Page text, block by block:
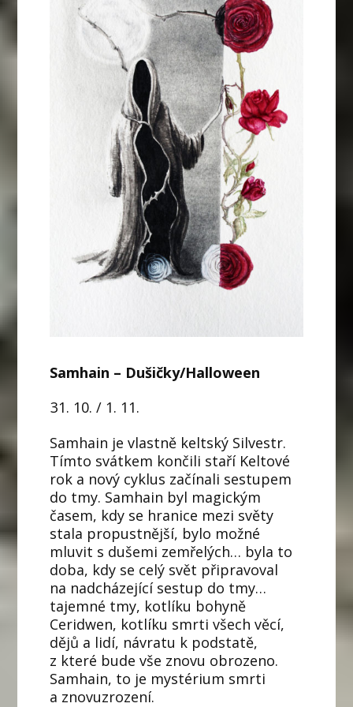
Samhain – Dušičky/Halloween
10. / 1. 11.
Samhain je vlastně keltský Silvestr.
Tímto svátkem končili staří Keltové
rok a nový cyklus začínali sestupem
do tmy. Samhain byl magickým
časem, kdy se hranice mezi světy
stala propustnější, bylo možné
mluvit s dušemi zemřelých… byla to
doba, kdy se celý svět připravoval
na nadcházející sestup do tmy…
tajemné tmy, kotlíku bohyně
Ceridwen, kotlíku smrti všech věcí,
dějů a lidí, návratu k podstatě,
z které bude vše znovu obrozeno.
Samhain, to je mystérium smrti
a znovuzrození.